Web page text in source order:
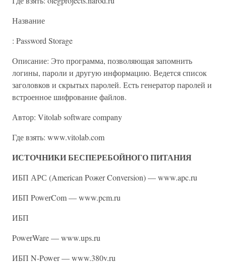
Название
: Password Storage
Описание: Это программа, позволяющая запомнить
логины, пароли и другую информацию. Ведется список
заголовков и скрытых паролей. Есть генератор паролей и
встроенное шифрование файлов.
Автор: Vitolab software company
Где взять: www.vitolab.com
ИСТОЧНИКИ БЕСПЕРЕБОЙНОГО ПИТАНИЯ
ИБП АРС (American Poжеr Conversion) — www.apc.ru
ИБП PowеrCom — www.pcm.ru
ИБП
PowеrWare — www.ups.ru
ИБП N-Powеr — www.380v.ru